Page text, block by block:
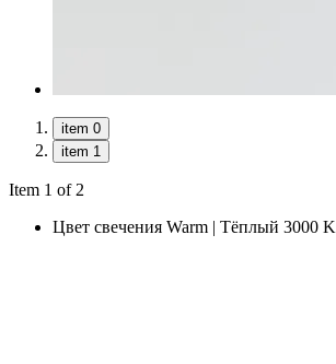
item 0
item 1
Item 1 of 2
Цвет свечения Warm | Тёплый 3000 K